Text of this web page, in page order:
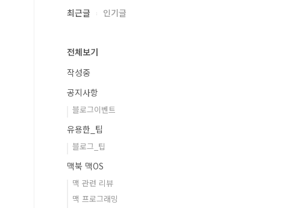
최근글 인기글
전체보기
작성중
공지사항
블로그이벤트
유용한_팁
블로그_팁
맥북 맥OS
맥 관련 리뷰
맥 프로그래밍